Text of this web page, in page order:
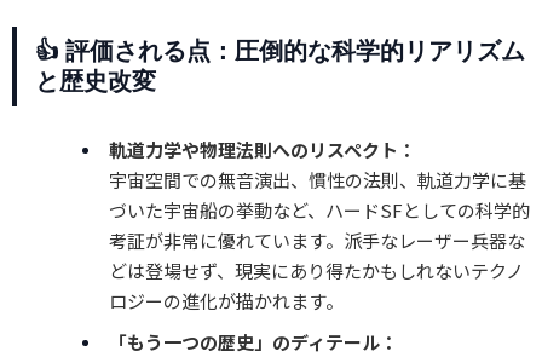
👍 評価される点：圧倒的な科学的リアリズム
と歴史改変
軌道力学や物理法則へのリスペクト：
宇宙空間での無音演出、慣性の法則、軌道力学に基
づいた宇宙船の挙動など、ハードSFとしての科学的
考証が非常に優れています。派手なレーザー兵器な
どは登場せず、現実にあり得たかもしれないテクノ
ロジーの進化が描かれます。
「もう一つの歴史」のディテール：